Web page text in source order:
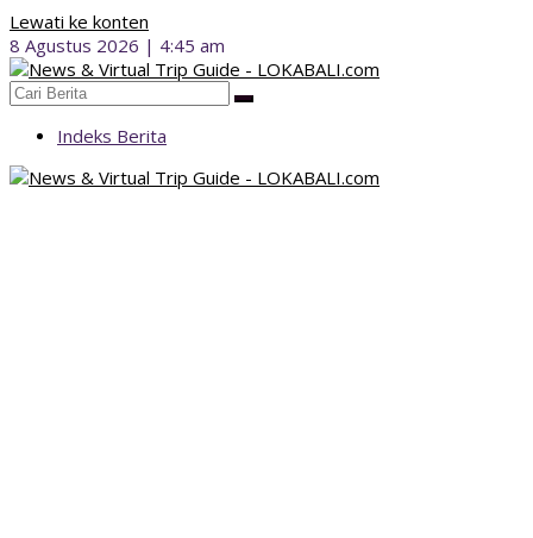
Lewati ke konten
8 Agustus 2026 | 4:45 am
Indeks Berita